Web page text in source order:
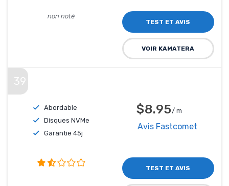
non noté
TEST ET AVIS
VOIR KAMATERA
39
Abordable
Disques NVMe
Garantie 45j
$8.95/ m
Avis Fastcomet
TEST ET AVIS